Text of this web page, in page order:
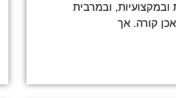
ובמקצועיות, ובמרבית
קורה. אך